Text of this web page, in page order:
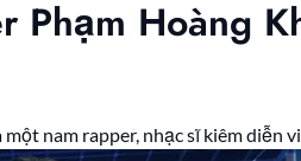
Phạm Hoàng
nam rapper, nhạc sĩ kiêm diễn